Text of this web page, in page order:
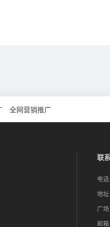
全网营销推广
联
电话
地址
广
邮箱